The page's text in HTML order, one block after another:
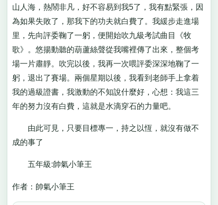
山人海，熱鬧非凡，好不容易到我5了，我有點緊張，因
為如果失敗了，那我下的功夫就白費了。我緩步走進場
里，先向評委鞠了一躬，便開始吹九級考試曲目《牧
歌》。悠揚動聽的葫蘆絲聲從我嘴裡傳了出來，整個考
場一片肅靜。吹完以後，我再一次喂評委深深地鞠了一
躬，退出了賽場。兩個星期以後，我看到老師手上拿着
我的過級證書，我激動的不知說什麼好，心想：我這三
年的努力沒有白費，這就是水滴穿石的力量吧。
由此可見，只要目標專一，持之以恆，就沒有做不
成的事了
五年級:帥氣小筆王
作者：帥氣小筆王